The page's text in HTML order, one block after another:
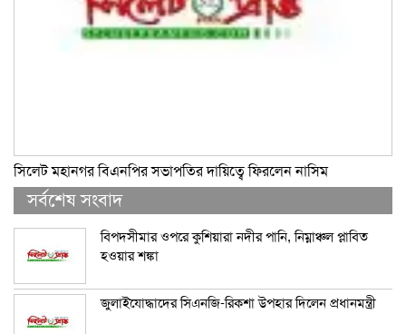
সিলেট মহানগর বিএনপির সভাপতির দায়িত্বে ফিরলেন নাসিম
সর্বশেষ সংবাদ
বিপদসীমার ওপরে কুশিয়ারা নদীর পানি, নিম্নাঞ্চল প্লাবিত
হওয়ার শঙ্কা
জুলাইযোদ্ধাদের সিএনজি-রিকশা উপহার দিলেন প্রধানমন্ত্রী